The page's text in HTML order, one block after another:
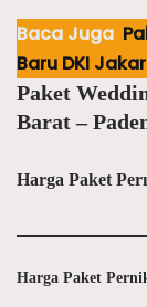
Baca Juga
Baru DKI
Paket
Barat –
Harga Paket
Harga Paket